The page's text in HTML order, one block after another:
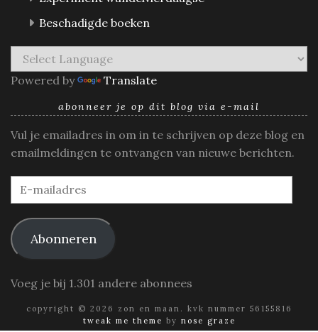
Beschadigde boeken
Powered by Translate
abonneer je op dit blog via e-mail
Vul je emailadres in om in te schrijven op deze blog en
emailmeldingen te ontvangen van nieuwe berichten.
E-
mailadres
Abonneren
Voeg je bij 1.301 andere abonnees
copyright © 2026 zon en maan. kvk nummer 56155816
tweak me theme by nose graze